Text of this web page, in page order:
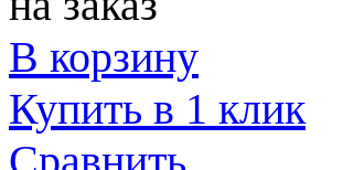
В корзину
Купить в 1 клик